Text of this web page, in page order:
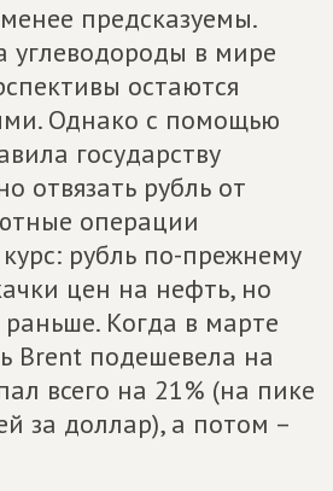
предсказуемы.
в мире
остаются
Однако с помощью
государству
отвязать рубль от
операции
рубль по-прежнему
цен на нефть, но
Когда в марте
Brent подешевела на
всего на 21% (на пике
за доллар), а потом –